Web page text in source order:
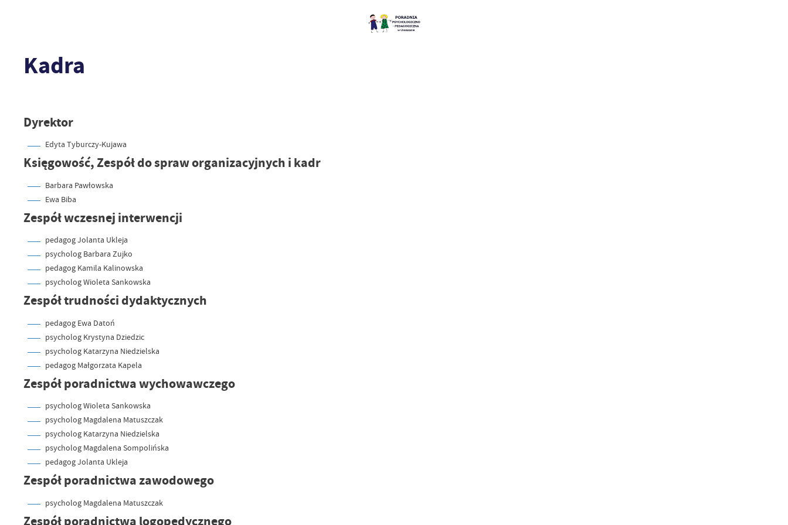
Kadra
Dyrektor
Edyta Tyburczy-Kujawa
Księgowość, Zespół do spraw organizacyjnych i kadr
Barbara Pawłowska
Ewa Biba
Zespół wczesnej interwencji
pedagog Jolanta Ukleja
psycholog Barbara Zujko
pedagog Kamila Kalinowska
psycholog Wioleta Sankowska
Zespół trudności dydaktycznych
pedagog Ewa Datoń
psycholog Krystyna Dziedzic
psycholog Katarzyna Niedzielska
pedagog Małgorzata Kapela
Zespół poradnictwa wychowawczego
psycholog Wioleta Sankowska
psycholog Magdalena Matuszczak
psycholog Katarzyna Niedzielska
psycholog Magdalena Sompolińska
pedagog Jolanta Ukleja
Zespół poradnictwa zawodowego
psycholog Magdalena Matuszczak
Zespół poradnictwa logopedycznego